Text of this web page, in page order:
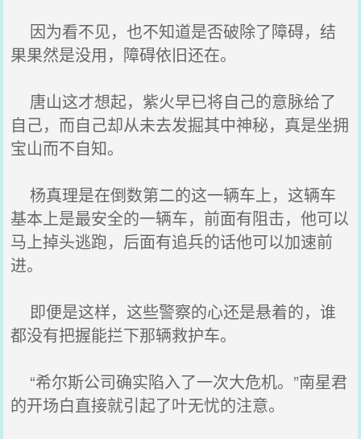
因为看不见，也不知道是否破除了障碍，结
果果然是没用，障碍依旧还在。
唐山这才想起，紫火早已将自己的意脉给了
自己，而自己却从未去发掘其中神秘，真是坐拥
宝山而不自知。
杨真理是在倒数第二的这一辆车上，这辆车
基本上是最安全的一辆车，前面有阻击，他可以
马上掉头逃跑，后面有追兵的话他可以加速前
进。
即便是这样，这些警察的心还是悬着的，谁
都没有把握能拦下那辆救护车。
“希尔斯公司确实陷入了一次大危机。”南星君
的开场白直接就引起了叶无忧的注意。